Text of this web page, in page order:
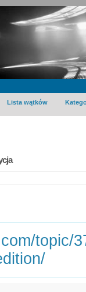
Lista wątków
topic/